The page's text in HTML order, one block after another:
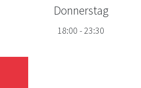
Donnerstag
18:00 -23:30